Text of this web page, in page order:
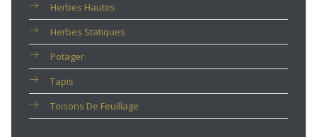
Herbes Hautes
Herbes Statiques
Potager
Tapis
Toisons De Feuillage